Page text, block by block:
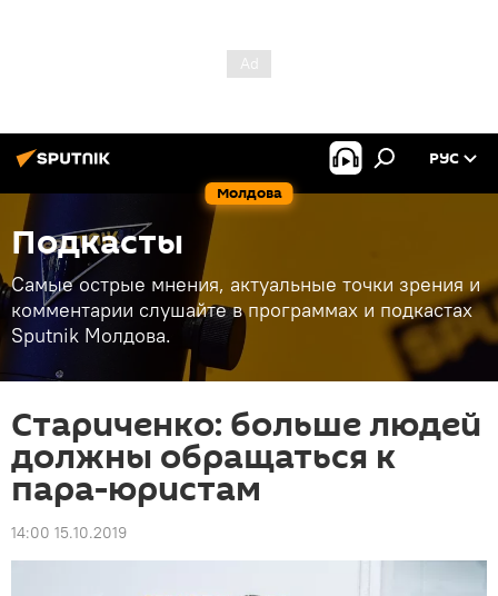
Молдова
РУС
Подкасты
Самые острые мнения, актуальные точки зрения и
комментарии слушайте в программах и подкастах
Sputnik Молдова.
Стариченко: больше людей
должны обращаться к
пара-юристам
14:00 15.10.2019